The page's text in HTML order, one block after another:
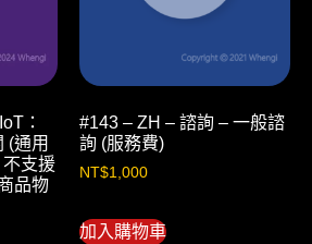
：
(通用
支援
品物
#143 – ZH – 諮詢 – 一般諮
詢 (服務費)
NT$1,000
加入購物車